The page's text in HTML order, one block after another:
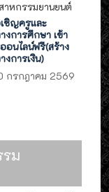
าหกรรมยานยนต์
ชิญครูและ
งการศึกษา เข้า
อนไลน์ฟรี(สร้าง
งการเงิน)
กรกฎาคม 2569
ม